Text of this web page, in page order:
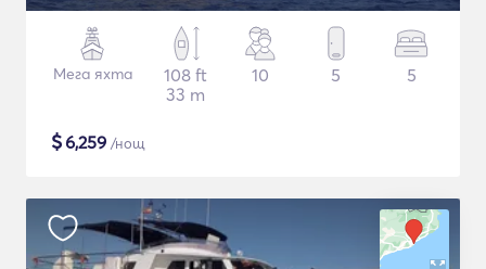
Мега яхта
108 ft
33 m
10 5 5
$6,259 /нощ